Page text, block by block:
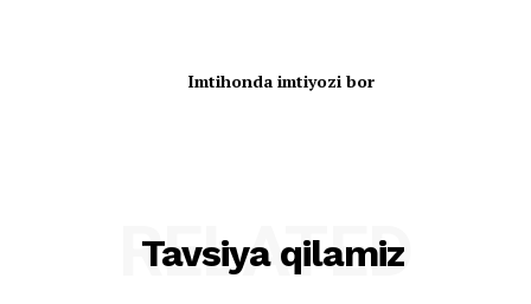
Imtihonda imtiyozi bor
Tavsiya qilamiz
RELATED